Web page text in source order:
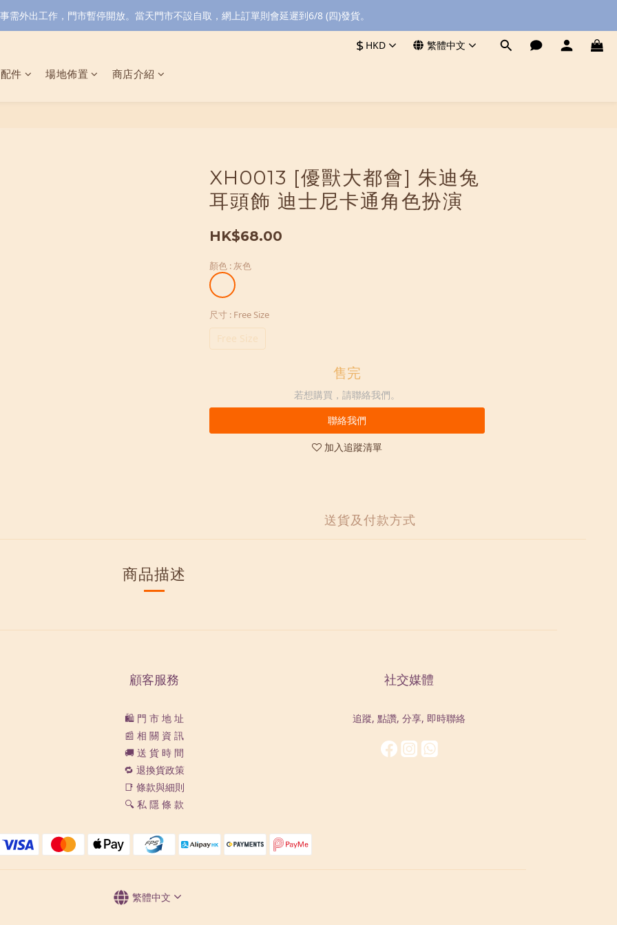
需外出工作，門市暫停開放。當天門市不設自取，網上訂單則會延遲到6/8 (四)發貨。
$ HKD 繁體中文
件 場地佈置 商店介紹
XH0013 [優獸大都會] 朱迪兔
耳頭飾 迪士尼卡通角色扮演
HK$68.00
顏色 : 灰色
尺寸 : Free Size
Free Size
售完
若想購買，請聯絡我們。
聯絡我們
加入追蹤清單
送貨及付款方式
商品描述
顧客服務
🛍️ 門 市 地 址
📰 相 關 資 訊
🚚 送 貨 時 間
🔁 退換貨政策
📑 條款與細則
🔍 私 隱 條 款
社交媒體
追蹤, 點讚, 分享, 即時聯絡
繁體中文